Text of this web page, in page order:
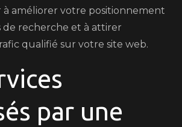
à améliorer votre positionnement
de recherche et à attirer
qualifié sur votre site web.
par une